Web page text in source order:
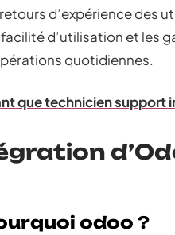
d’expérience des
d’utilisation et les
quotidiennes.
que technicien support
odoo ?